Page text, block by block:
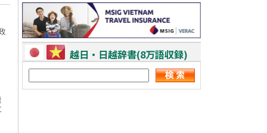
越日・日越辞書(8万語収録)